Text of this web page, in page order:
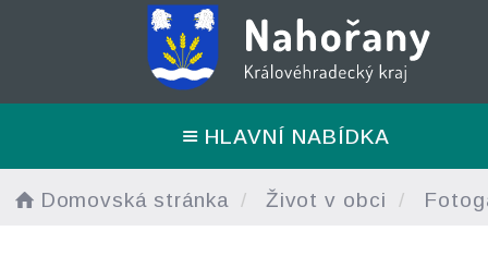
HLAVNÍ NABÍDKA
Domovská stránka Život v obci